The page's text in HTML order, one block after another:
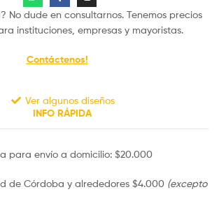
No dude en consultarnos. Tenemos precios
instituciones, empresas y mayoristas.
Contáctenos!
Ver algunos diseños
INFO RÁPIDA
para envío a domicilio: $20.000
de Córdoba y alrededores $4.000 (excepto